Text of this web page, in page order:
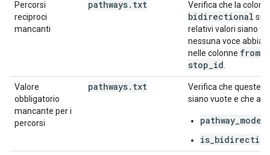
Percorsi
reciproci
mancanti
pathways. txt Verifica che la
bidirectional sia
relativi valori siano
nessuna voce abbia
nelle colonne from
stop id
Valore
obbligatorio
mancante per i
percorsi
pathways. txt
Verifica che queste
siano vuote e che
pathway_mode